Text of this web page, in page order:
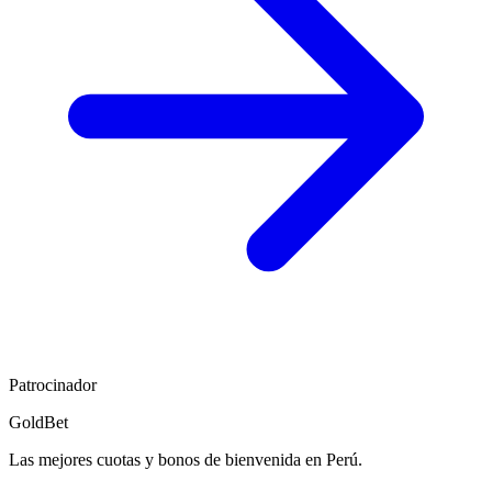
Patrocinador
GoldBet
Las mejores cuotas y bonos de bienvenida en Perú.